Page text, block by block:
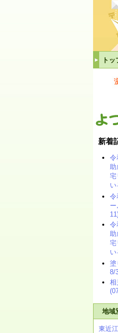
ト
新着
令
宅
令
令
宅
塗
8/
相
地域
東近